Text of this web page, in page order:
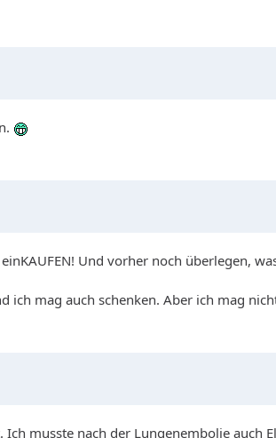
Und vorher noch überlegen,
mag auch schenken. Aber ich mag
musste nach der Lungenembolie auch